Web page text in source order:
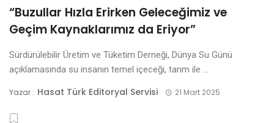
“Buzullar Hızla Erirken Geleceğimiz ve
Geçim Kaynaklarımız da Eriyor”
Sürdürülebilir Üretim ve Tüketim Derneği, Dünya Su Günü
açıklamasında su insanın temel içeceği, tarım ile ...
Yazar : Hasat Türk Editoryal Servisi 21 Mart 2025